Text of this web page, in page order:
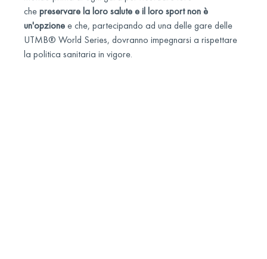
chepreservare la loro salute e il loro sport non è
un'opzionee che, partecipando ad una delle gare delle
UTMB® World Series, dovranno impegnarsi a rispettare
la politica sanitaria in vigore.